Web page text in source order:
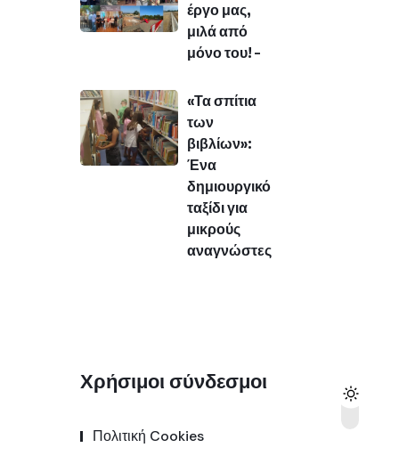
έργο μας,
μιλά από
μόνο του! –
«Τα σπίτια
των
βιβλίων»:
Ένα
δημιουργικό
ταξίδι για
μικρούς
αναγνώστες
Χρήσιμοι σύνδεσμοι
Πολιτική Cookies